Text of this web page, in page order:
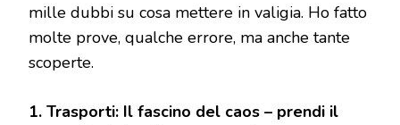
mille dubbi su cosa mettere in valigia. Ho fatto
molte prove, qualche errore, ma anche tante
scoperte.
1. Trasporti: Il fascino del caos – prendi il